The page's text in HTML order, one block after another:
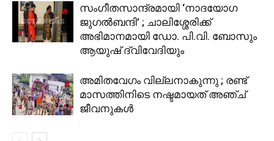
സംഗീതസാന്ദ്രമായി ‘നാദയോഗ
ജുഗല്‍ബന്ദി’ ; ചാലിശ്ശേരിക്ക്
അഭിമാനമായി ഡോ. പി.വി. ബോസും
ആയുഷ് ദ്വിവേദിയും
അമിതവേഗം വില്ലനാകുന്നു ; രണ്ട്
മാസത്തിനിടെ നഷ്ടമായത് അഞ്ച്
ജീവനുകള്‍